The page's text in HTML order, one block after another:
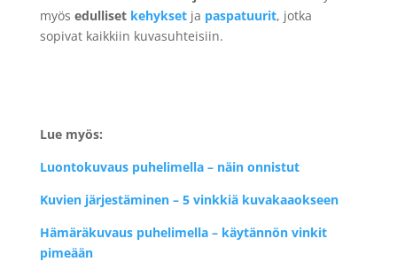
myös edulliset kehyksetja paspatuurit, jotka
sopivat kaikkiin kuvasuhteisiin.
Lue myös:
Luontokuvaus puhelimella – näin onnistut
Kuvien järjestäminen – 5 vinkkiä kuvakaaokseen
Hämäräkuvaus puhelimella – käytännön vinkit
pimeään